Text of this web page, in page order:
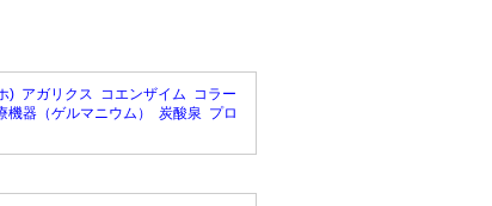
) アガリクス コエンザイム コラー
機器（ゲルマニウム） 炭酸泉 プロ